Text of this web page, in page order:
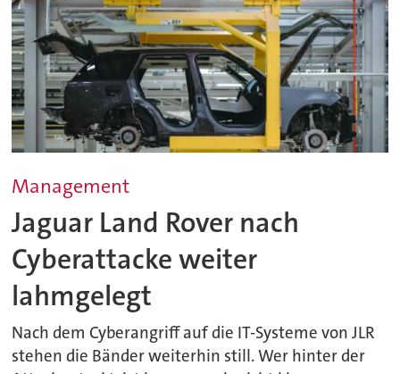
Management
Jaguar Land Rover nach
Cyberattacke weiter
lahmgelegt
Nach dem Cyberangriff auf die IT-Systeme von JLR
stehen die Bänder weiterhin still. Wer hinter der